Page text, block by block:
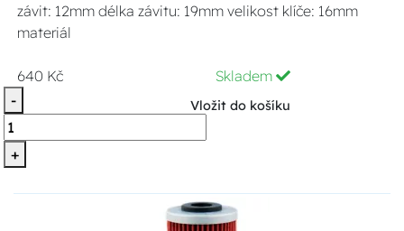
závit: 12mm délka závitu: 19mm velikost klíče: 16mm
materiál
640 Kč
Skladem
-
+
Vložit do košíku